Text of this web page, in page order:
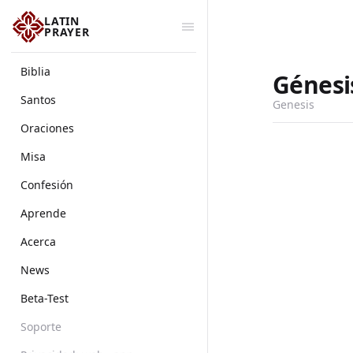
LATIN
PRAYER
Biblia
Santos
Oraciones
Misa
Confesión
Aprende
Acerca
News
Beta-Test
Soporte
Genesis